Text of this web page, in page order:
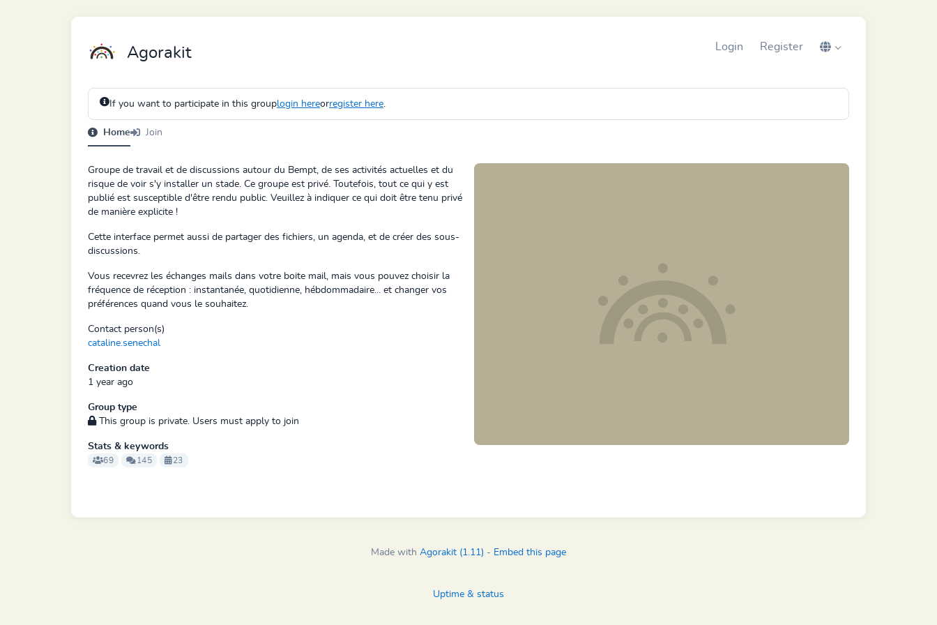
Agorakit Login Register
If you want to participate in this grouplogin hereorregister here.
Home Join
Groupe de travail et de discussions autour du Bempt, de ses activités actuelles et du
risque de voir s'y installer un stade. Ce groupe est privé. Toutefois, tout ce qui y est
publié est susceptible d'être rendu public. Veuillez à indiquer ce qui doit être tenu privé
de manière explicite !
Cette interface permet aussi de partager des fichiers, un agenda, et de créer des sous-
discussions.
Vous recevrez les échanges mails dans votre boite mail, mais vous pouvez choisir la
fréquence de réception : instantanée, quotidienne, hébdommadaire... et changer vos
préférences quand vous le souhaitez.
Contact person(s)
cataline.senechal
Creation date
1 year ago
Group type
This group is private. Users must apply to join
Stats & keywords
69 145 23
Made with Agorakit (1.11) - Embed this page
Uptime & status